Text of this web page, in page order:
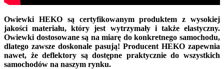
Owiewki HEKO są certyfikowanym produktem z wysokiej
jakości materiału, który jest wytrzymały i także elastyczny.
Owiewki dostosowane są na miarę do konkretnego samochodu,
dlatego zawsze doskonale pasują! Producent HEKO zapewnia
nawet, że deflektory są dostępne praktycznie do wszystkich
samochodów na naszym rynku.